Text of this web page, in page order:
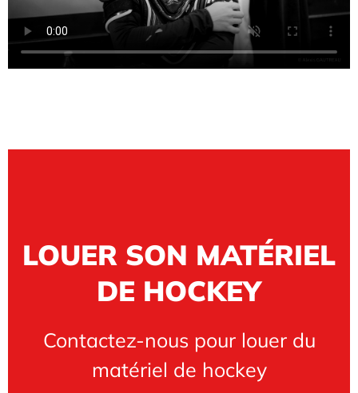
LOUER SON MATÉRIEL
DE HOCKEY
Contactez-nous pour louer du
matériel de hockey